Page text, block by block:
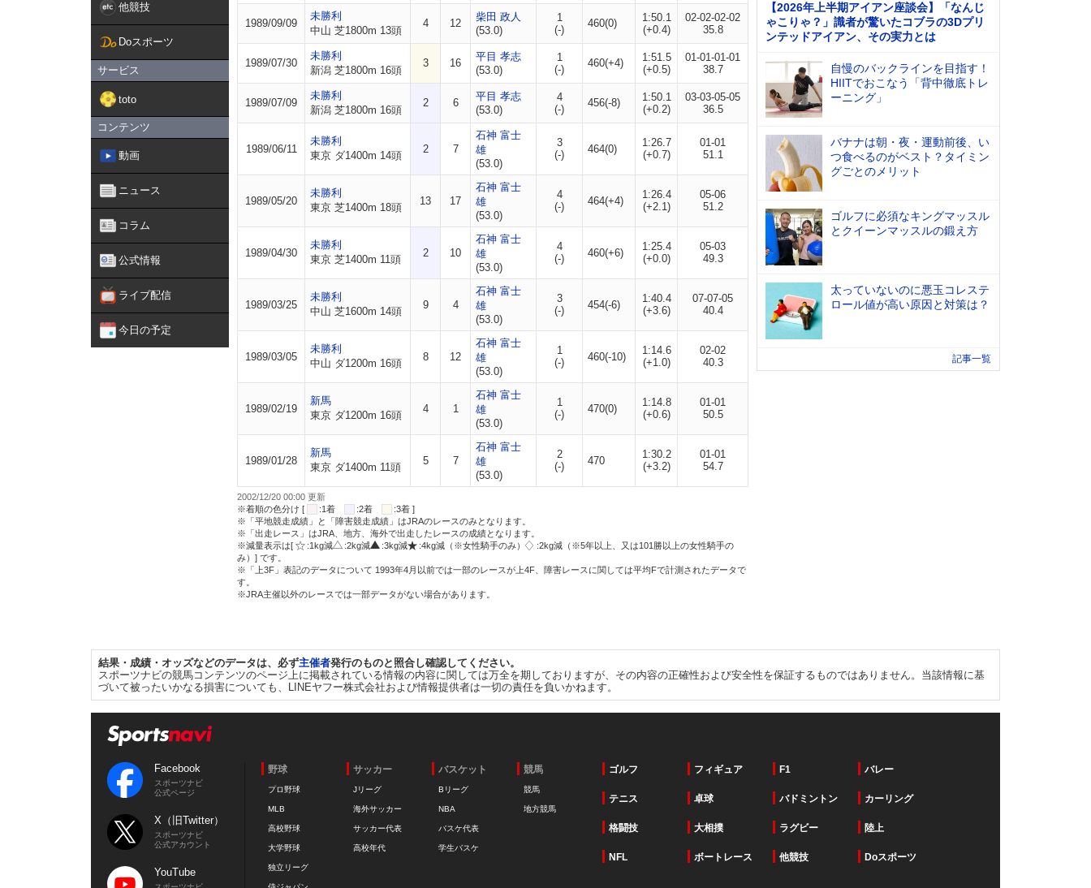
他競技
Doスポーツ
サービス
toto
コンテンツ
動画
ニュース
コラム
公式情報
ライブ配信
今日の予定
1989/09/09
未勝利
中山 芝1800m 13頭
4 12
柴田 政人
(53.0)
1
(-)
460(0)
1:50.1
(+0.4)
02-02-02-02
35.8
1989/07/30
未勝利
新潟 芝1800m 16頭
3 16
平目 孝志
(53.0)
1
(-)
460(+4)
1:51.5
(+0.5)
01-01-01-01
38.7
1989/07/09
未勝利
新潟 芝1800m 16頭
2 6
平目 孝志
(53.0)
4
(-)
456(-8)
1:50.1
(+0.2)
03-03-05-05
36.5
1989/06/11
未勝利
東京 ダ1400m 14頭
2 7
石神 富士
雄
(53.0)
3
(-)
464(0)
1:26.7
(+0.7)
01-01
51.1
1989/05/20
未勝利
東京 芝1400m 18頭
13 17
石神 富士
雄
(53.0)
4
(-)
464(+4)
1:26.4
(+2.1)
05-06
51.2
1989/04/30
未勝利
東京 芝1400m 11頭
2 10
石神 富士
雄
(53.0)
4
(-)
460(+6)
1:25.4
(+0.0)
05-03
49.3
1989/03/25
未勝利
中山 芝1600m 14頭
9 4
石神 富士
雄
(53.0)
3
(-)
454(-6)
1:40.4
(+3.6)
07-07-05
40.4
1989/03/05
未勝利
中山 ダ1200m 16頭
8 12
石神 富士
雄
(53.0)
1
(-)
460(-10)
1:14.6
(+1.0)
02-02
40.3
1989/02/19
新馬
東京 ダ1200m 16頭
4 1
石神 富士
雄
(53.0)
1
(-)
470(0)
1:14.8
(+0.6)
01-01
50.5
1989/01/28
新馬
東京 ダ1400m 11頭
5 7
石神 富士
雄
(53.0)
2
(-)
470
1:30.2
(+3.2)
01-01
54.7
2002/12/20 00:00 更新
※着順の色分け [
:1着 :2着
:3着 ]
※「平地競走成績」と「障害競走成績」はJRAのレースのみとなります。
※「出走レース」はJRA、地方、海外で出走したレースの成績となります。
※減量表示は[
:1kg減 :2kg減 :3kg減 :4kg減（※女性騎手のみ）
:2kg減（※5年以上、又は101勝以上の女性騎手の
み）] です。
※「上3F」表記のデータについて 1993年4月以前では一部のレースが上4F、障害レースに関しては平均Fで計測されたデータで
す。
※JRA主催以外のレースでは一部データがない場合があります。
【2026年上半期アイアン座談会】「なんじ
ゃこりゃ？」識者が驚いたコブラの3Dプリ
ンテッドアイアン、その実力とは
自慢のバックラインを目指す！
HIITでおこなう「背中徹底トレ
ーニング」
バナナは朝・夜・運動前後、い
つ食べるのがベスト？タイミン
グごとのメリット
ゴルフに必須なキングマッスル
とクイーンマッスルの鍛え方
太っていないのに悪玉コレステ
ロール値が高い原因と対策は？
記事一覧
結果・成績・オッズなどのデータは、必ず主催者発行のものと照合し確認してください。
スポーツナビの競馬コンテンツのページ上に掲載されている情報の内容に関しては万全を期しておりますが、その内容の正確性および安全性を保証するものではありません。当該情報に基
づいて被ったいかなる損害についても、LINEヤフー株式会社および情報提供者は一切の責任を負いかねます。
Facebook
スポーツナビ
公式ページ
X（旧Twitter）
スポーツナビ
公式アカウント
YouTube
野球
プロ野球
MLB
高校野球
大学野球
独立リーグ
サッカー
Jリーグ
海外サッカー
サッカー代表
高校年代
バスケット
Bリーグ
NBA
バスケ代表
学生バスケ
競馬
競馬
地方競馬
ゴルフ フィギュア F1 バレー
テニス 卓球 バドミントン カーリング
格闘技 大相撲 ラグビー 陸上
NFL ボートレース 他競技 Doスポーツ